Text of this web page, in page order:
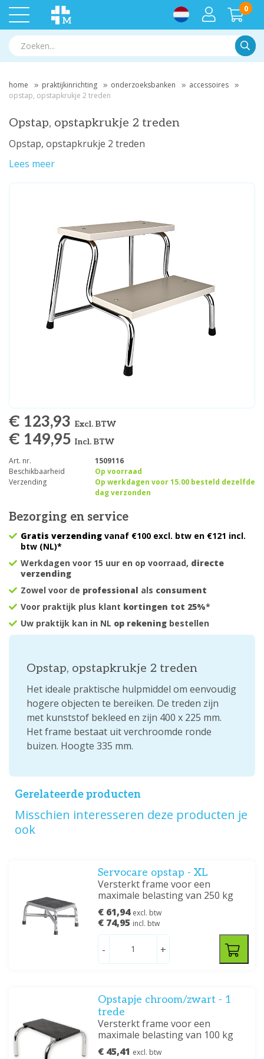
0
home praktijkinrichting onderzoeksbanken
accessoires
opstap, opstapkrukje 2 treden
Opstap, opstapkrukje 2 treden
Opstap, opstapkrukje 2 treden
Lees meer
€ 123,93 Excl. BTW
€ 149,95 Incl. BTW
Art. nr.
1509116
Beschikbaarheid
Op voorraad
Verzending
Op werkdagen voor 15.00 besteld dezelfde
dag verzonden
Bezorging en service
Gratis verzending vanaf €100 excl. btw en €121 incl.
btw (NL)*
Werkdagen voor 15 uur en op voorraad, directe
verzending
Zowel voor de professional als consument
Voor praktijk plus klant kortingen tot 25%*
Uw praktijk kan in NL op rekening bestellen
Opstap, opstapkrukje 2 treden
Het ideale praktische hulpmiddel om eenvoudig
hogere objecten te bereiken. De treden zijn
met kunststof bekleed en zijn 400 x 225 mm.
Het frame bestaat uit verchroomde ronde
buizen. Hoogte 335 mm.
Gerelateerde producten
Misschien interesseren deze producten je
ook
Servocare opstap - XL
Versterkt frame voor een
maximale belasting van 250 kg
€ 61,94 excl. btw
€ 74,95 incl. btw
- +
Opstapje chroom/zwart - 1
trede
Versterkt frame voor een
maximale belasting van 100 kg
€ 45,41 excl. btw